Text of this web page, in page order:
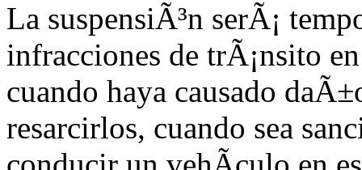
La suspensiÃ³n serÃ¡
infracciones de trÃ¡nsito
cuando haya causado
resarcirlos, cuando sea